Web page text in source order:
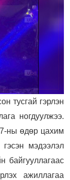
тусгай гэрлэн
ногдуулжээ.
ны өдөр цахим
мэдээлэл
байгууллагаас
ажиллагаа